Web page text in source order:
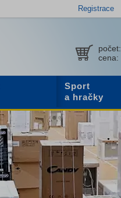
Registrace
počet:
cena:
Sport
a hračky